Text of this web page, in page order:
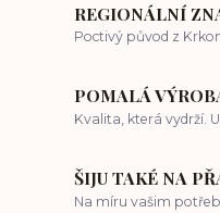
REGIONÁLNÍ
Poctivý původ z
POMALÁ
Kvalita, která vydrží.
ŠIJU TAKÉ NA
Na míru vašim